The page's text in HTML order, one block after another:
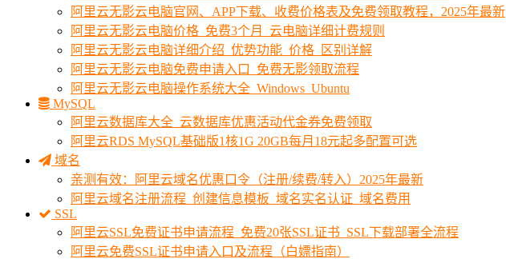
阿里云无影云电脑官网、APP下载、收费价格表及免费领取教程，2025年最新
阿里云无影云电脑价格_免费3个月_云电脑详细计费规则
阿里云无影云电脑详细介绍_优势功能_价格_区别详解
阿里云无影云电脑免费申请入口_免费无影领取流程
阿里云无影云电脑操作系统大全_Windows_Ubuntu
MySQL
阿里云数据库大全_云数据库优惠活动代金券免费领取
阿里云RDS MySQL基础版1核1G 20GB每月18元起多配置可选
域名
亲测有效：阿里云域名优惠口令（注册/续费/转入）2025年最新
阿里云域名注册流程_创建信息模板_域名实名认证_域名费用
SSL
阿里云SSL免费证书申请流程_免费20张SSL证书_SSL下载部署全流程
阿里云免费SSL证书申请入口及流程（白嫖指南）